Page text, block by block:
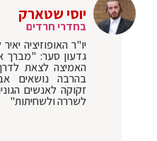
יוסי שטארק
בחדרי חרדים
יו"ר האופוזיציה
גדעון סער: "מברך
האמיצה לצאת
בהרבה נושאים
זקוקה לאנשים
לשררה ולשחיתות"